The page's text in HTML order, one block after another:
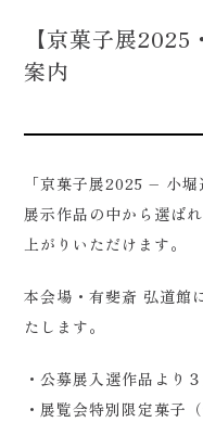
【京菓子展
案内
「京菓子展2025 – 小堀
展示作品の中から選ば
上がりいただけます。
本会場・有斐斎 弘道館
たします。
・公募展入選作品より
・展覧会特別限定菓子（